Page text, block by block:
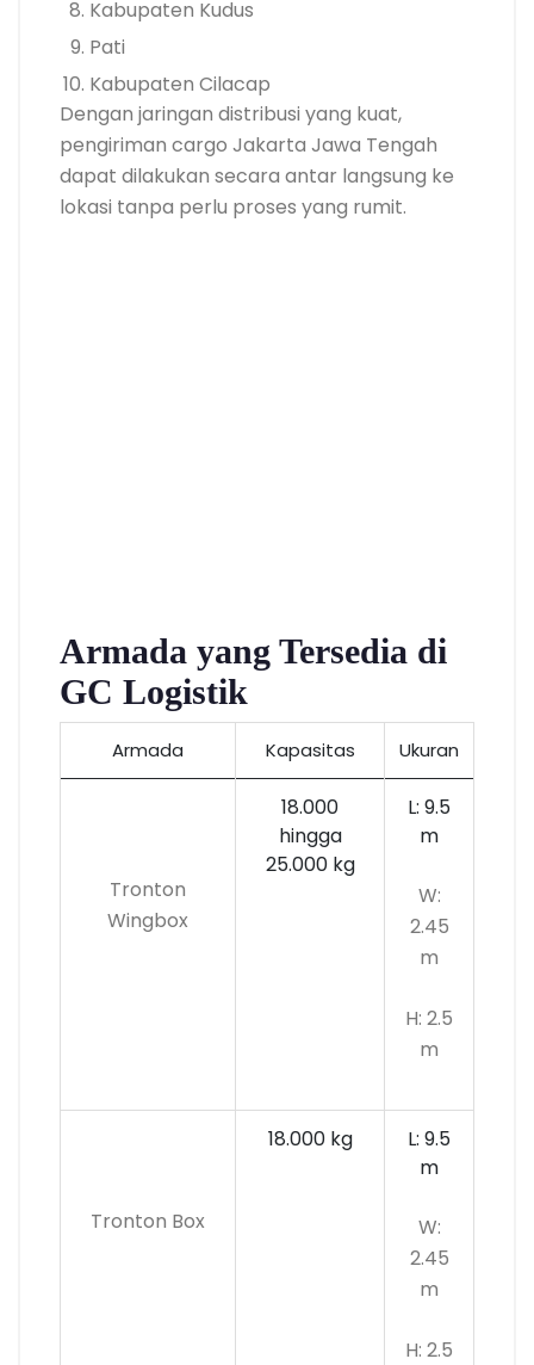
Kabupaten Kudus
Pati
Kabupaten Cilacap
Dengan jaringan distribusi yang kuat,
pengiriman cargo Jakarta Jawa Tengah
dapat dilakukan secara antar langsung ke
lokasi tanpa perlu proses yang rumit.
Armada yang Tersedia di
GC Logistik
Armada Kapasitas Ukuran
Tronton
Wingbox
18.000
hingga
25.000 kg
L: 9.5
m
W:
2.45
m
H: 2.5
m
Tronton Box
18.000 kg
L: 9.5
m
W:
2.45
m
H: 2.5